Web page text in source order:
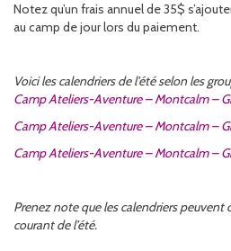
Notez qu’un frais annuel de 35$
au camp de jour lors du paiement.
Voici les calendriers de l’été selon les
Camp Ateliers-Aventure – Montcalm –
Camp Ateliers-Aventure – Montcalm –
Camp Ateliers-Aventure – Montcalm –
Prenez note que les calendriers peuvent
courant de l’été.